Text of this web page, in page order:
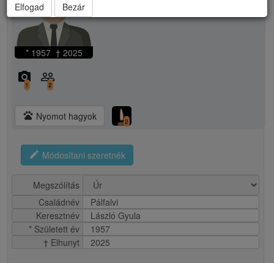
* 1957 † 2025
camera_alt
1
people_outline
2
pets Nyomot hagyok 2
edit Módosítani szeretnék
Megszólítás
Családnév
Pálfalvi
Keresztnév
László Gyula
* Született év
1957
† Elhunyt
2025
Elfogad Bezár